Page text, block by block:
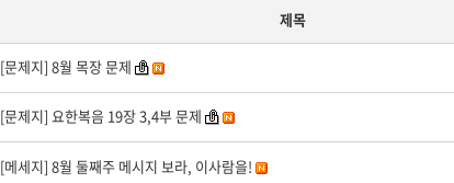
제목
[문제지] 8월 목장 문제
[문제지] 요한복음 19장 3,4부 문제
[메세지] 8월 둘째주 메시지 보라, 이사람을!